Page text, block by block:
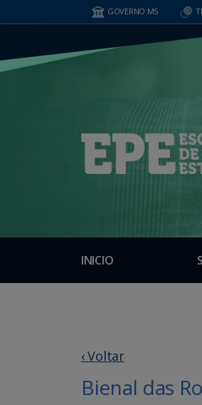
GOVERNO MS
INICIO
‹ Voltar
Bienal das